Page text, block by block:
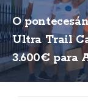
O
Ultra Trail
3.600€ para